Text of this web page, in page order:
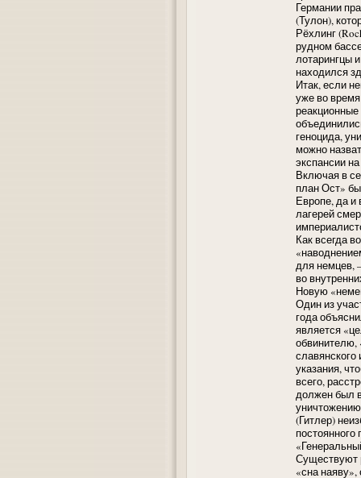
Германии
(Тулон),
Рёхлинг
рудном
лотарингцы
находился
Итак, если
уже во
геноцида,
можно
экспансии
Включая в
план Ост»
Европе, да и
лагерей
Как всегда
для немцев,
во
Новую
Один из
года
является
обвинителю,
славянского
указания,
всего,
должен был
(Гитлер)
Существуют
«сна